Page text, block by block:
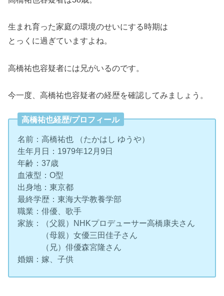
生まれ育った家庭の環境のせいにする時期は
とっくに過ぎていますよね。
高橋祐也容疑者には兄がいるのです。
今一度、高橋祐也容疑者の経歴を確認してみましょう。
高橋祐也経歴/プロフィール
名前：高橋祐也 （たかはし ゆうや）
生年月日：1979年12月9日
年齢：37歳
血液型：O型
出身地：東京都
最終学歴：東海大学教養学部
職業：俳優、歌手
家族：（父親）NHKプロデューサー高橋康夫さん
（母親）女優三田佳子さん
（兄）俳優森宮隆さん
婚姻：嫁、子供